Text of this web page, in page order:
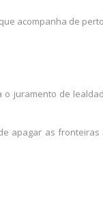
acompanha de
juramento de
apagar as